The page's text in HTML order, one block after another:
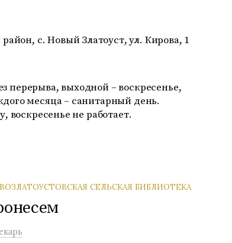
с. Новый Златоуст, ул. Кирова, 1
перерыва, выходной – воскресенье,
месяца – санитарный день.
воскресенье не работает.
СЕЛЬСКАЯ БИБЛИОТЕКА